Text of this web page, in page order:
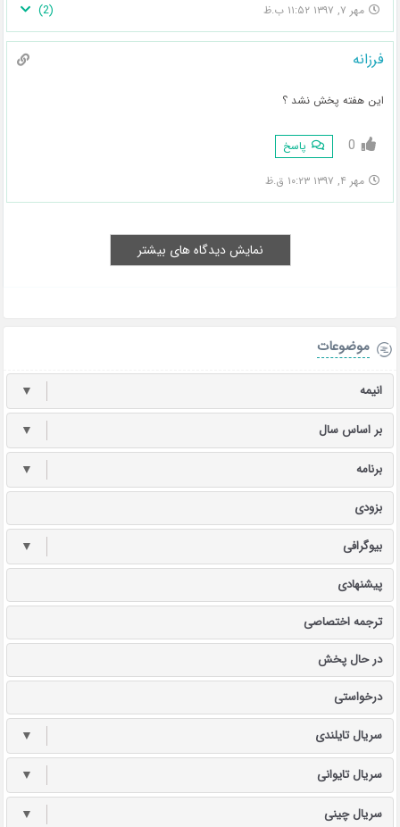
مهر ۷, ۱۳۹۷ ۱۱:۵۲ ب.ظ (
2
)
فرزانه
این هفته پخش نشد ؟
0 پاسخ
مهر ۴, ۱۳۹۷ ۱۰:۲۳ ق.ظ
نمایش دیدگاه های بیشتر
موضوعات
انیمه ▼
بر اساس سال ▼
برنامه ▼
بزودی
بیوگرافی ▼
پیشنهادی
ترجمه اختصاصی
در حال پخش
درخواستی
سریال تایلندی ▼
سریال تایوانی ▼
سریال چینی ▼